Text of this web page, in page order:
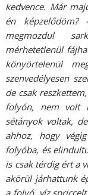
kedvence. Már
én
megmozdul
mérhetetlenül
könyörtelenül
szenvedélyesen
de csak
folyón, nem volt
sétányok voltak,
ahhoz, hogy
folyóba, és
is csak térdig ért a
akörül járhattunk